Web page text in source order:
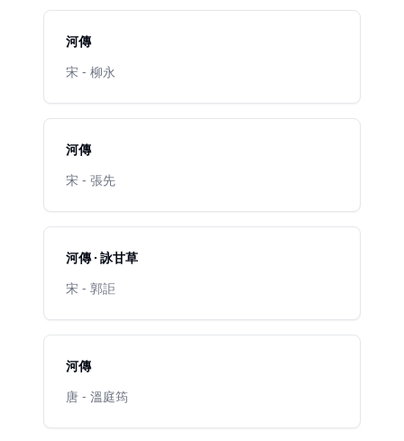
河傳
宋 - 柳永
河傳
宋 - 張先
河傳 · 詠甘草
宋 - 郭詎
河傳
唐 - 溫庭筠